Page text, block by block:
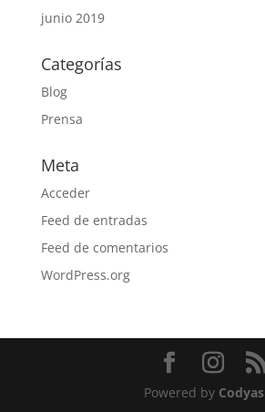
junio 2019
Categorías
Blog
Prensa
Meta
Acceder
Feed de entradas
Feed de comentarios
WordPress.org
Powered by Codyas